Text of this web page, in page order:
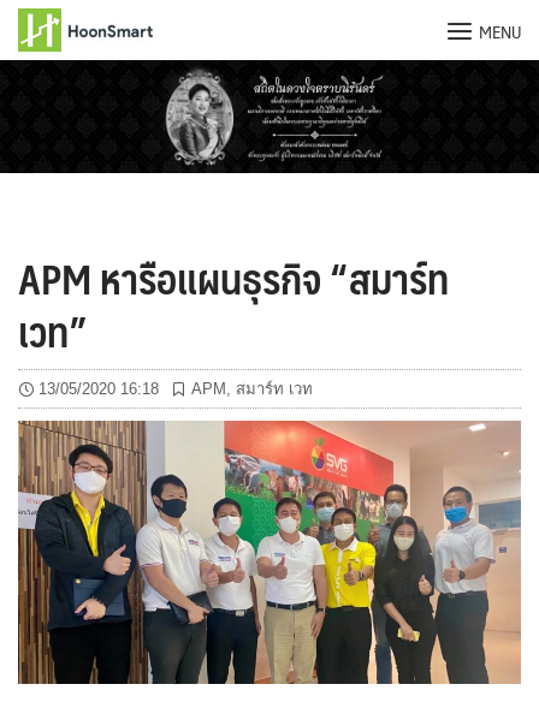
MENU
APM หารือแผนธุรกิจ “สมาร์ท
เวท”
13/05/2020 16:18 APM สมาร์ท เวท